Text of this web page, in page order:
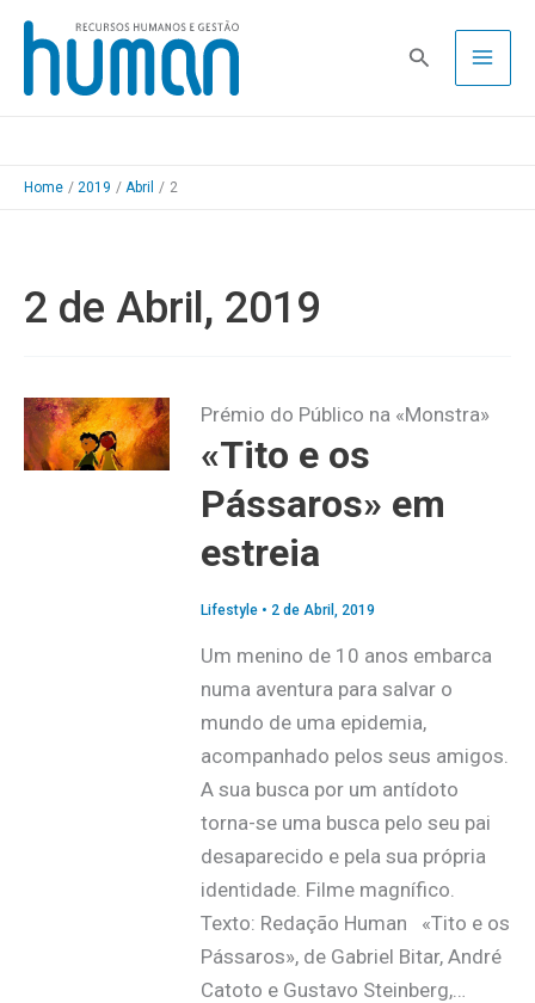
Skip
content
Pesquisa
Home 2019 Abril 2
2 de Abril, 2019
Prémio do Público na «Monstra»
«Tito e os
Pássaros» em
estreia
Lifestyle• 2 de Abril, 2019
Um menino de 10 anos embarca
numa aventura para salvar o
mundo de uma epidemia,
acompanhado pelos seus amigos.
A sua busca por um antídoto
torna-se uma busca pelo seu pai
desaparecido e pela sua própria
identidade. Filme magnífico.
Texto: Redação Human «Tito e os
Pássaros», de Gabriel Bitar, André
Catoto e Gustavo Steinberg,…